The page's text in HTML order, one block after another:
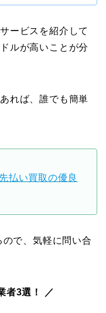
ービスを紹介して
ルが高いことが分
れば、誰でも簡単
払い買取の優良
で、気軽に問い合
者3選！ ／